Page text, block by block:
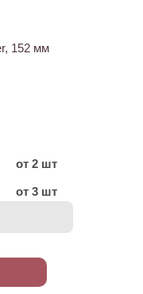
152 мм
от 2 шт
от 3 шт